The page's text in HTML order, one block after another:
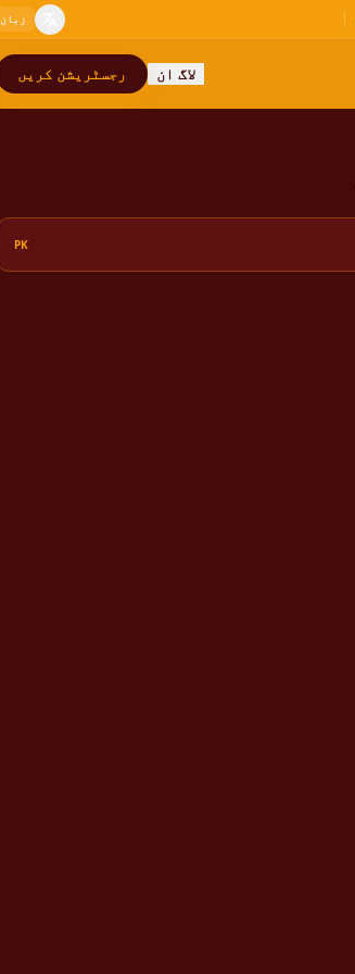
زبان
لاگ ان رجسٹریشن کریں
PK